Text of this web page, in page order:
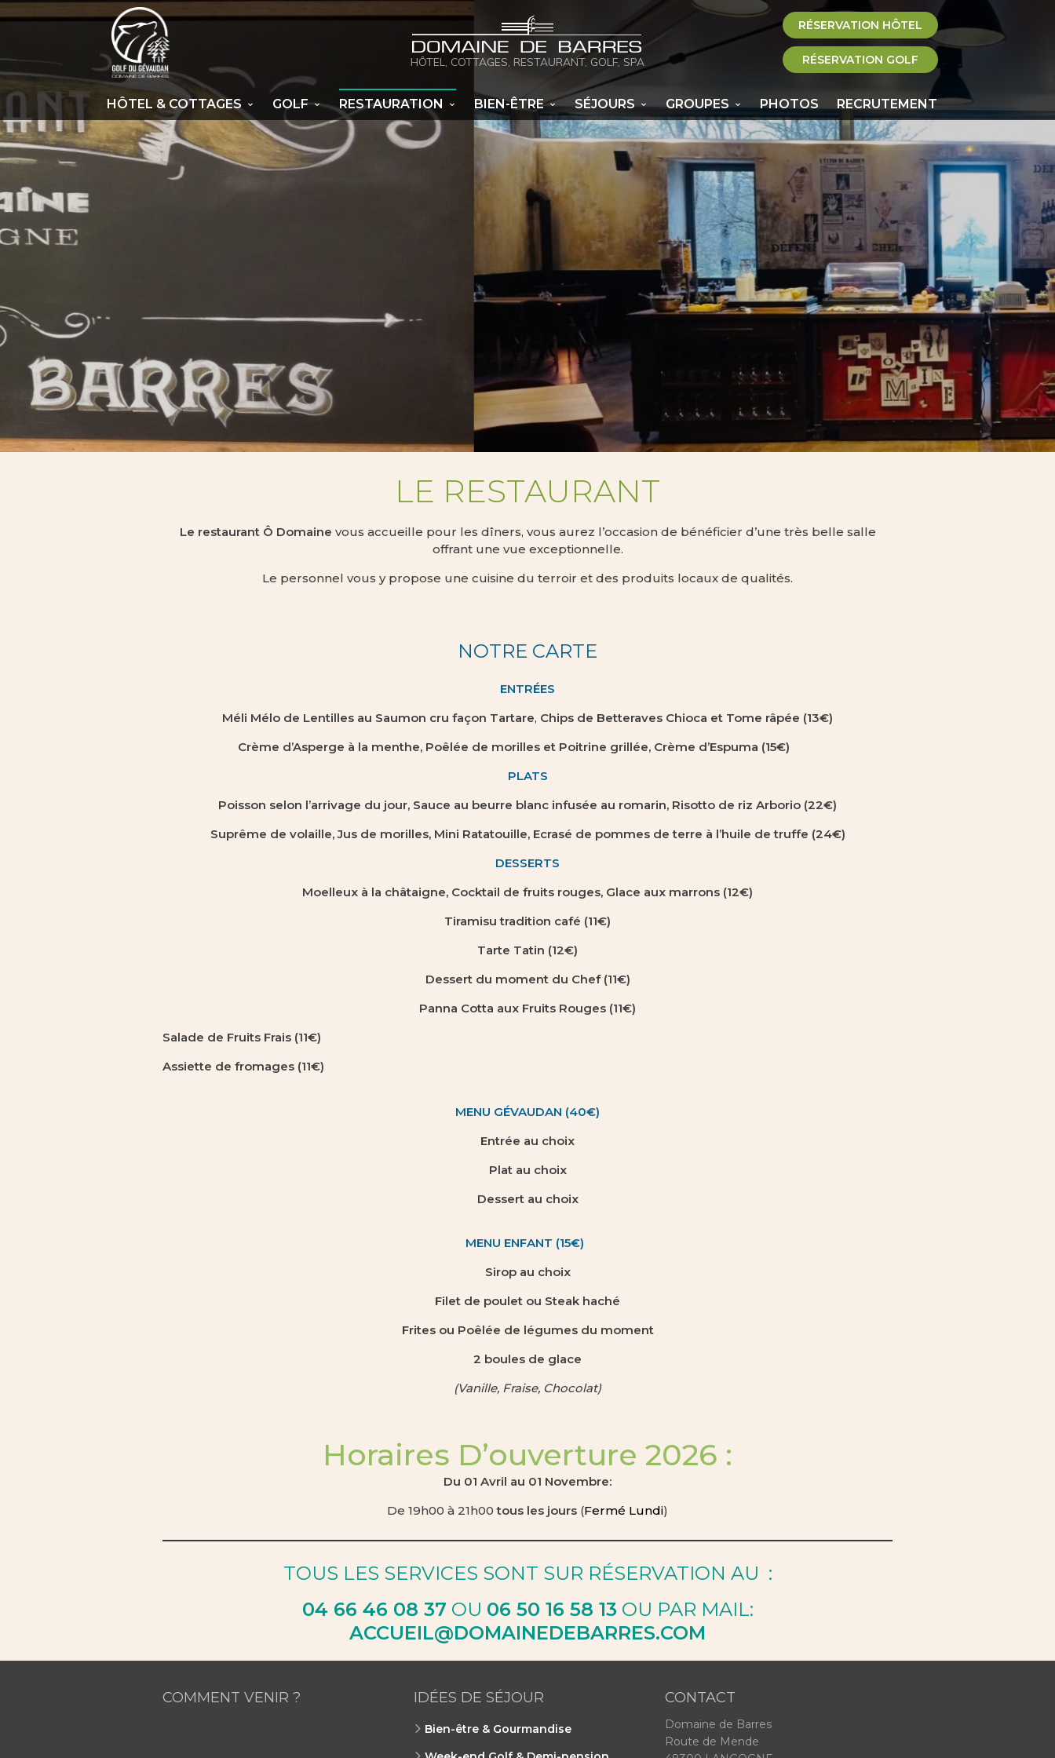
HÔTEL, COTTAGES, RESTAURANT, GOLF, SPA
RÉSERVATION HÔTEL
RÉSERVATION GOLF
HÔTEL & COTTAGES GOLF RESTAURATION BIEN-ÊTRE SÉJOURS GROUPES PHOTOS RECRUTEMENT
LE RESTAURANT
Le restaurant Ô Domaine vous accueille pour les dîners, vous aurez l’occasion de bénéficier d’une très belle salle
offrant une vue exceptionnelle.
Le personnel vous y propose une cuisine du terroir et des produits locaux de qualités.
NOTRE CARTE
ENTRÉES
Méli Mélo de Lentilles au Saumon cru façon Tartare, Chips de Betteraves Chioca et Tome râpée (13€)
Crème d’Asperge à la menthe, Poêlée de morilles et Poitrine grillée, Crème d’Espuma (15€)
PLATS
Poisson selon l’arrivage du jour, Sauce au beurre blanc infusée au romarin, Risotto de riz Arborio (22€)
Suprême de volaille, Jus de morilles, Mini Ratatouille, Ecrasé de pommes de terre à l’huile de truffe (24€)
DESSERTS
Moelleux à la châtaigne, Cocktail de fruits rouges, Glace aux marrons (12€)
Tiramisu tradition café (11€)
Tarte Tatin (12€)
Dessert du moment du Chef(11€)
Panna Cotta aux Fruits Rouges (11€)
Salade de Fruits Frais (11€)
Assiette de fromages (11€)
MENU GÉVAUDAN (40€)
Entrée au choix
Plat au choix
Dessert au choix
MENU ENFANT (15€)
Sirop au choix
Filet de poulet ou Steak haché
Frites ou Poêlée de légumes du moment
2 boules de glace
(Vanille, Fraise, Chocolat)
Horaires D’ouverture 2026 :
Du 01 Avril au 01 Novembre:
De 19h00 à 21h00tous les jours (Fermé Lundi)
TOUS LES SERVICES SONT SUR RÉSERVATION AU :
04 66 46 08 37 OU 06 50 16 58 13 OU PAR MAIL:
ACCUEIL@DOMAINEDEBARRES.COM
COMMENT VENIR ? IDÉES DE SÉJOUR
W Bien-être & Gourmandise
W
CONTACT
Domaine de Barres
Route de Mende